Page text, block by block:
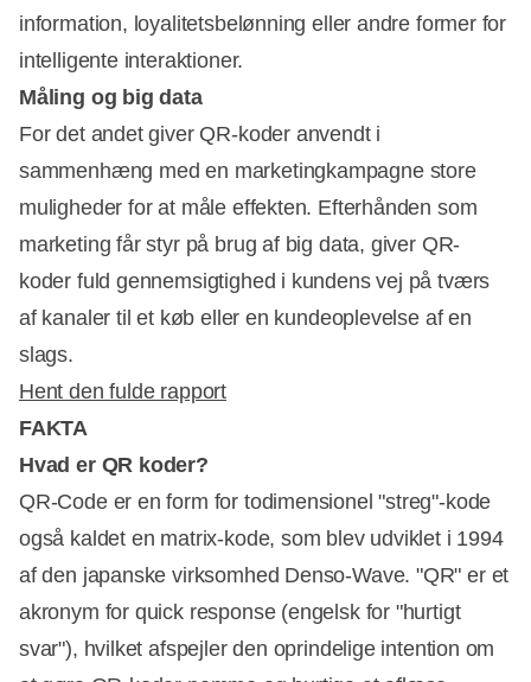
information, loyalitetsbelønning eller andre former for
intelligente interaktioner.
Måling og big data
For det andet giver QR-koder anvendt i
sammenhæng med en marketingkampagne store
muligheder for at måle effekten. Efterhånden som
marketing får styr på brug af big data, giver QR-
koder fuld gennemsigtighed i kundens vej på tværs
af kanaler til et køb eller en kundeoplevelse af en
slags.
Hent den fulde rapport
FAKTA
Hvad er QR koder?
QR-Code er en form for todimensionel "streg"-kode 
også kaldet en matrix-kode, som blev udviklet i 1994
af den japanske virksomhed Denso-Wave. "QR" er et
akronym for quick response (engelsk for "hurtigt
svar"), hvilket afspejler den oprindelige intention om